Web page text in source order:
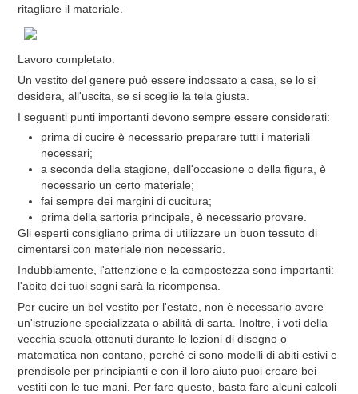
ritagliare il materiale.
Lavoro completato.
Un vestito del genere può essere indossato a casa, se lo si
desidera, all'uscita, se si sceglie la tela giusta.
I seguenti punti importanti devono sempre essere considerati:
prima di cucire è necessario preparare tutti i materiali
necessari;
a seconda della stagione, dell'occasione o della figura, è
necessario un certo materiale;
fai sempre dei margini di cucitura;
prima della sartoria principale, è necessario provare.
Gli esperti consigliano prima di utilizzare un buon tessuto di
cimentarsi con materiale non necessario.
Indubbiamente, l'attenzione e la compostezza sono importanti:
l'abito dei tuoi sogni sarà la ricompensa.
Per cucire un bel vestito per l'estate, non è necessario avere
un'istruzione specializzata o abilità di sarta. Inoltre, i voti della
vecchia scuola ottenuti durante le lezioni di disegno o
matematica non contano, perché ci sono modelli di abiti estivi e
prendisole per principianti e con il loro aiuto puoi creare bei
vestiti con le tue mani. Per fare questo, basta fare alcuni calcoli